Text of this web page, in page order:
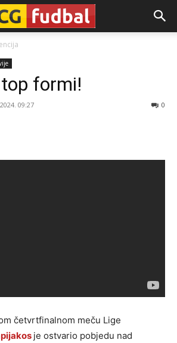
formi!
09:27 0
četvrtfinalnom meču Lige
je ostvario pobjedu nad